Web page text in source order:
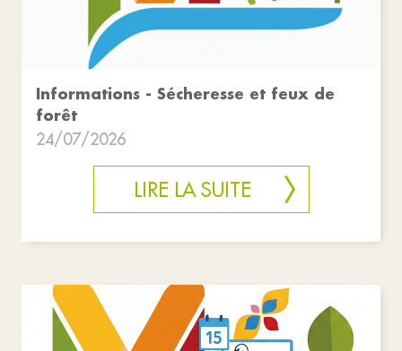
Informations - Sécheresse et feux de
forêt
24/07/2026
LIRE LA SUITE